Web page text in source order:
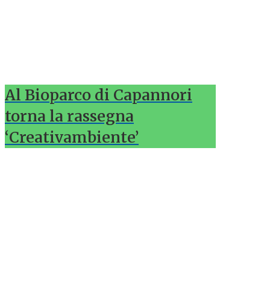
Al Bioparco di Capannori
torna la rassegna
‘Creativambiente’